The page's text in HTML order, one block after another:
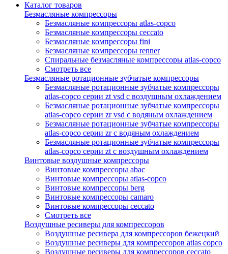
Каталог товаров
Безмасляные компрессоры
Безмасляные компрессоры atlas-copco
Безмасляные компрессоры ceccato
Безмасляные компрессоры fini
Безмасляные компрессоры renner
Спиральные безмасляные компрессоры atlas-copco
Смотреть все
Безмасляные ротационные зубчатые компрессоры
Безмасляные ротационные зубчатые компрессоры
atlas-copco серии zt vsd с воздушным охлаждением
Безмасляные ротационные зубчатые компрессоры
atlas-copco серии zr vsd с водяным охлаждением
Безмасляные ротационные зубчатые компрессоры
atlas-copco серии zr с водяным охлаждением
Безмасляные ротационные зубчатые компрессоры
atlas-copco серии zt с воздушным охлаждением
Винтовые воздушные компрессоры
Винтовые компрессоры abac
Винтовые компрессоры atlas-copco
Винтовые компрессоры berg
Винтовые компрессоры camaro
Винтовые компрессоры ceccato
Смотреть все
Воздушные ресиверы для компрессоров
Воздушные ресивера для компрессоров бежецкий
Воздушные ресиверы для компрессоров atlas copco
Воздушные ресиверы для компрессоров ceccato